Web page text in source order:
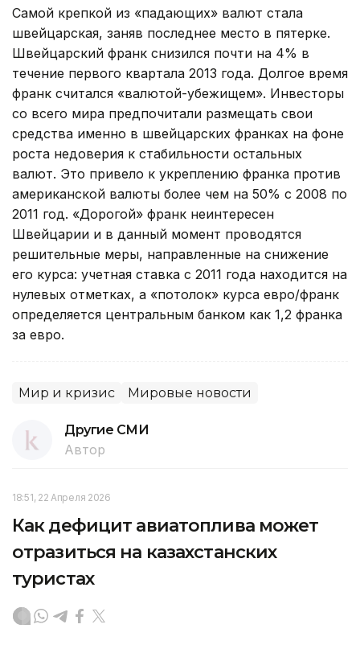
Самой крепкой из «падающих» валют стала
швейцарская, заняв последнее место в пятерке.
Швейцарский франк снизился почти на 4% в
течение первого квартала 2013 года. Долгое время
франк считался «валютой-убежищем». Инвесторы
со всего мира предпочитали размещать свои
средства именно в швейцарских франках на фоне
роста недоверия к стабильности остальных
валют. Это привело к укреплению франка против
американской валюты более чем на 50% с 2008 по
2011 год. «Дорогой» франк неинтересен
Швейцарии и в данный момент проводятся
решительные меры, направленные на снижение
его курса: учетная ставка с 2011 года находится на
нулевых отметках, а «потолок» курса евро/франк
определяется центральным банком как 1,2 франка
за евро.
Мир и кризис Мировые новости
Другие СМИ
Автор
18:51, 22 Апреля 2026
Как дефицит авиатоплива может
отразиться на казахстанских
туристах